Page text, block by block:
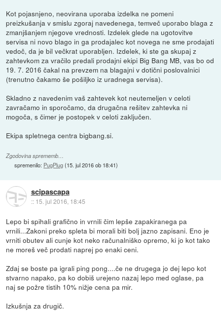
Kot pojasnjeno, neovirana uporaba izdelka ne pomeni
preizkušanja v smislu zgoraj navedenega, temveč uporabo blaga z
zmanjšanjem njegove vrednosti. Izdelek glede na ugotovitve
servisa ni novo blago in ga prodajalec kot novega ne sme prodajati
vedoč, da je bil večkrat uporabljen. Izdelek, ki ste ga skupaj z
zahtevkom za vračilo predali prodajni ekipi Big Bang MB, vas bo od
19. 7. 2016 čakal na prevzem na blagajni v dotični poslovalnici
(trenutno čakamo še pošiljko iz uradnega servisa).
Skladno z navedenim vaš zahtevek kot neutemeljen v celoti
zavračamo in sporočamo, da drugačna rešitev zahtevka ni
mogoča, s čimer je postopek v celoti zaključen.
Ekipa spletnega centra bigbang.si.
Zgodovina sprememb…
spremenilo: PugPlug(15. jul 2016 ob 18:41)
scipascapa
:: 15. jul 2016, 18:45
Lepo bi spihali grafično in vrnili čim lepše zapakiranega pa
vrnili...Zakoni preko spleta bi morali biti bolj jazno zapisani. Eno je
vrniti obutev ali cunje kot neko računalniško opremo, ki jo kot tako
ne moreš več prodati naprej po enaki ceni.
Zdaj se boste pa igrali ping pong....če ne drugega jo dej lepo kot
stvarno napako, pa ko dobiš urejeno nazaj lepo med oglase, pa
naj se požre tistih 10% nižje cena pa mir.
Izkušnja za drugič.